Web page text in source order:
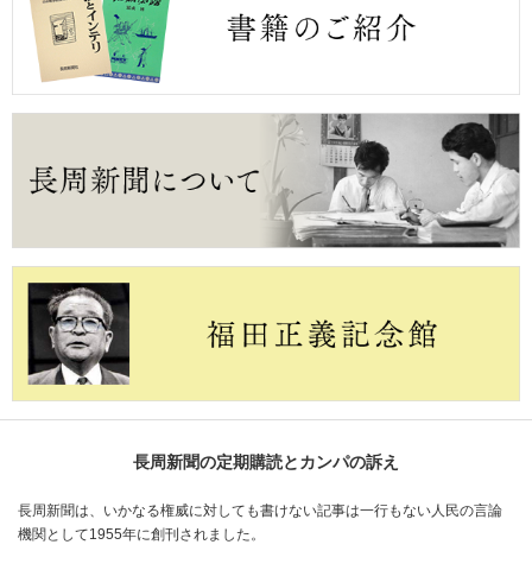
長周新聞の定期購読とカンパの訴え
長周新聞は、いかなる権威に対しても書けない記事は一行もない人民の言論
機関として1955年に創刊されました。